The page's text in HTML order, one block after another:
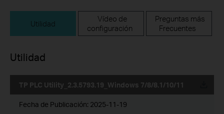
Utilidad
Vídeo de
configuración
Preguntas más
Frecuentes
Utilidad
TP PLC Utility_2.3.5793.19_Windows 7/8/8.1/10/11
Fecha de Publicación: 2025-11-19